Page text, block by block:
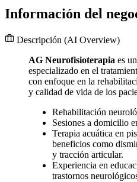
Información del
Descripción (AI Overview)
AG Neurofisioterapia es
especializado en el
con enfoque en la
y calidad de vida de los
Rehabilitación
Sesiones a domicilio
Terapia acuática en
beneficios como
y tracción articular.
Experiencia en
trastornos